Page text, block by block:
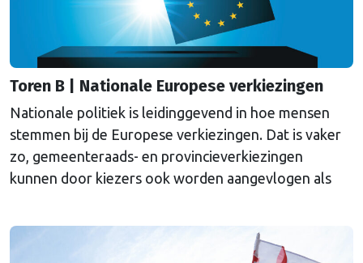
Toren B | Nationale Europese verkiezingen
Nationale politiek is leidinggevend in hoe mensen
stemmen bij de Europese verkiezingen. Dat is vaker
zo, gemeenteraads- en provincieverkiezingen
kunnen door kiezers ook worden aangevlogen als
bijzonder, blijkt uit onderzoek van I&O Research.